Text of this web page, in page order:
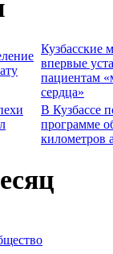
Кузбасские
впервые
пациентам
сердца»
В Кузбассе
программе
километров